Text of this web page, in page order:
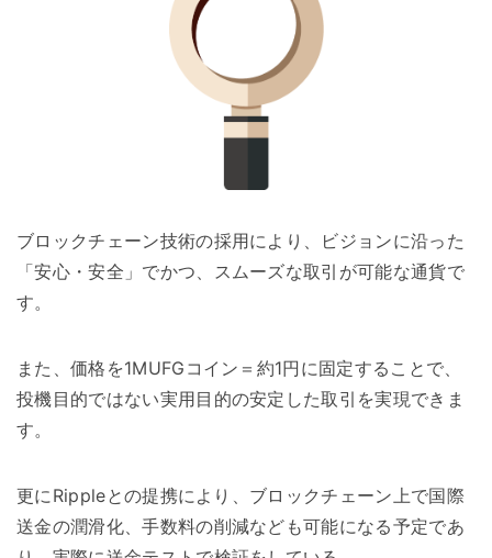
ブロックチェーン技術の採用により、ビジョンに沿った
「安心・安全」でかつ、スムーズな取引が可能な通貨で
す。
また、価格を1MUFGコイン＝約1円に固定することで、
投機目的ではない実用目的の安定した取引を実現できま
す。
更にRippleとの提携により、ブロックチェーン上で国際
送金の潤滑化、手数料の削減なども可能になる予定であ